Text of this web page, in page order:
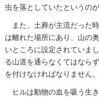
虫を落としていたというの
また、土葬が主流だった
は離れた場所にあり、山の
いところに設定されていま
る山道を通らなくてはなら
を付けなければなりません。
ヒルは動物の血を吸う生